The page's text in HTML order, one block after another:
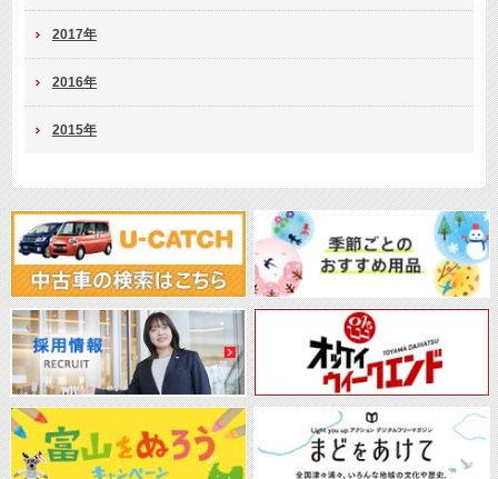
2017年
2016年
2015年